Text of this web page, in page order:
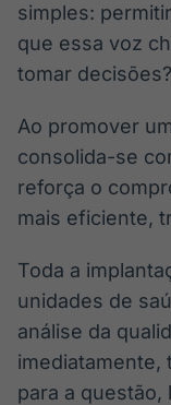
simples:
que essa voz
tomar
Ao promover
consolida-se
reforça o
mais eficiente,
Toda a
unidades de
análise da
imediatamente,
para a questão,